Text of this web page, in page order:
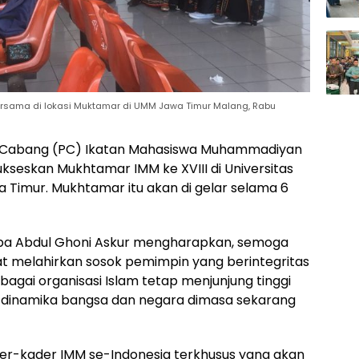
di lokasi Muktamar di UMM Jawa Timur Malang, Rabu
(PC) Ikatan Mahasiswa Muhammadiyan
Mukhtamar IMM ke XVIII di Universitas
Timur. Mukhtamar itu akan di gelar selama 6
Abdul Ghoni Askur mengharapkan, semoga
melahirkan sosok pemimpin yang berintegritas
organisasi Islam tetap menjunjung tinggi
bangsa dan negara dimasa sekarang
kader IMM se-Indonesia terkhusus yang akan